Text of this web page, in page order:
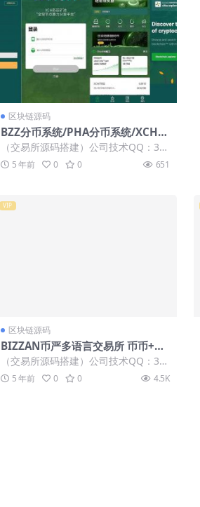
区块链源码
BZZ分币系统/PHA分币系统/XCH/c
hia分币 奇亚分币系统/BTH/ETH挖
矿
（交易所源码搭建）公司技术QQ：34
401713，最新版源码 源码介绍： 1、
本...5 年前 0 0 651
VIP
区块链源码
BIZZAN币严多语言交易所 币币+法
币+永续+期权 JAVA语言 交易所源码
带搭建教程
（交易所源码搭建）公司技术QQ：34
401713，最新版源码 源码说明: BIZ...
5 年前 0 0 4.5K